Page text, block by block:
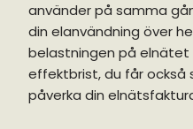
använder på samma
din elanvändning över
belastningen på elnätet
effektbrist, du får
påverka din